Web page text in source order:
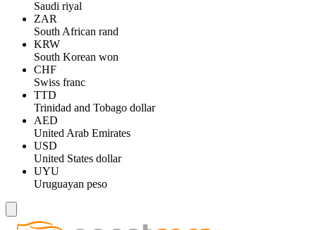
Saudi riyal
ZAR
South African rand
KRW
South Korean won
CHF
Swiss franc
TTD
Trinidad and Tobago dollar
AED
United Arab Emirates
USD
United States dollar
UYU
Uruguayan peso